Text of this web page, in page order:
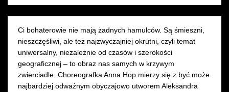
Ci bohaterowie nie mają żadnych hamulców. Są śmieszni,
nieszczęśliwi, ale też najzwyczajniej okrutni, czyli temat
uniwersalny, niezależnie od czasów i szerokości
geograficznej – to obraz nas samych w krzywym
zwierciadle. Choreografka Anna Hop mierzy się z być może
najbardziej odważnym obyczajowo utworem Aleksandra